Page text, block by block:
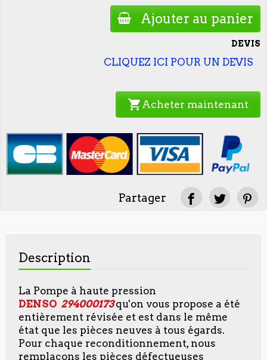
Ajouter au panier
DEVIS
CLIQUEZ ICI POUR UN DEVIS
shopping_cart Acheter maintenant
Partager
Description
La Pompe à haute pression
DENSO 294000173qu'on vous propose a été
entièrement révisée et est dans le même
état que les pièces neuves à tous égards.
Pour chaque reconditionnement, nous
remplaçons les pièces défectueuses